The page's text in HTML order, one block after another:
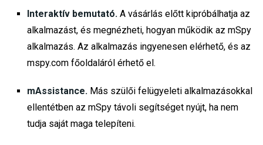
Interaktív bemutató. A vásárlás előtt kipróbálhatja az
alkalmazást, és megnézheti, hogyan működik az mSpy
alkalmazás. Az alkalmazás ingyenesen elérhető, és az
mspy.com főoldaláról érhető el.
mAssistance. Más szülői felügyeleti alkalmazásokkal
ellentétben az mSpy távoli segítséget nyújt, ha nem
tudja saját maga telepíteni.